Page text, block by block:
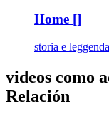
Home []
storia e
videos como
Relación